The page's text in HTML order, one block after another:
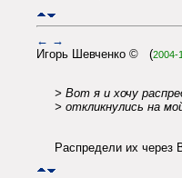
← →
Игорь Шевченко © (2004-
> Вот я и хочу
> откликнулись на
Распредели их через